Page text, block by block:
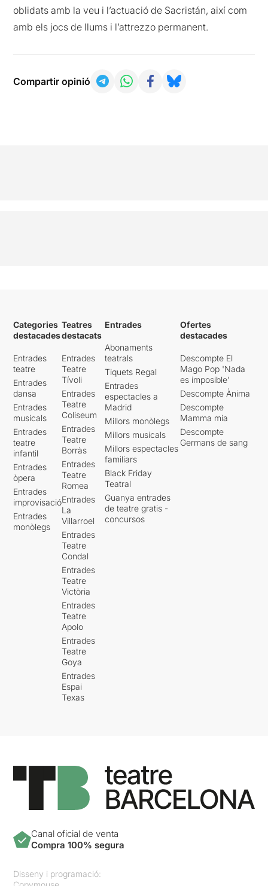
oblidats amb la veu i l’actuació de Sacristán, així com
amb els jocs de llums i l’attrezzo permanent.
Compartir opinió
Categories
destacades
Entrades
teatre
Entrades
dansa
Entrades
musicals
Entrades
teatre
infantil
Entrades
òpera
Entrades
improvisació
Entrades
monòlegs
Teatres
destacats
Entrades
Teatre
Tívoli
Entrades
Teatre
Coliseum
Entrades
Teatre
Borràs
Entrades
Teatre
Romea
Entrades
La
Villarroel
Entrades
Teatre
Condal
Entrades
Teatre
Victòria
Entrades
Teatre
Apolo
Entrades
Teatre
Goya
Entrades
Espai
Texas
Entrades
Abonaments
teatrals
Tiquets Regal
Entrades
espectacles a
Madrid
Millors monòlegs
Millors musicals
Millors espectacles
familiars
Black Friday
Teatral
Guanya entrades
de teatre gratis -
concursos
Ofertes
destacades
Descompte El
Mago Pop 'Nada
es imposible'
Descompte Ànima
Descompte
Mamma mia
Descompte
Germans de sang
Canal oficial de venta
Compra 100% segura
Disseny i programació: